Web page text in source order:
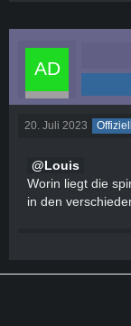
20. Juli 2023
Louis
Worin liegt die
in den